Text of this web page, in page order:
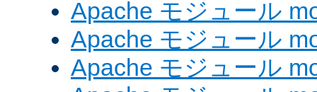
Apache モジュール
Apache モジュール
Apache モジュール